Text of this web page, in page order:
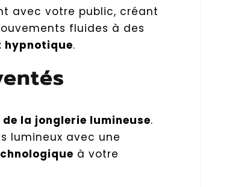
avec votre public, créant
fluides à des
hypnotique.
la jonglerie lumineuse.
lumineux avec une
à votre